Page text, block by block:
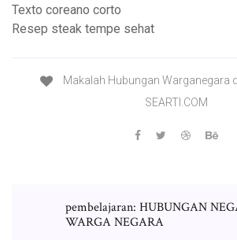
Texto coreano corto
Resep steak tempe sehat
Makalah Hubungan Warganegara
SEARTI.COM
pembelajaran: HUBUNGAN
WARGA NEGARA